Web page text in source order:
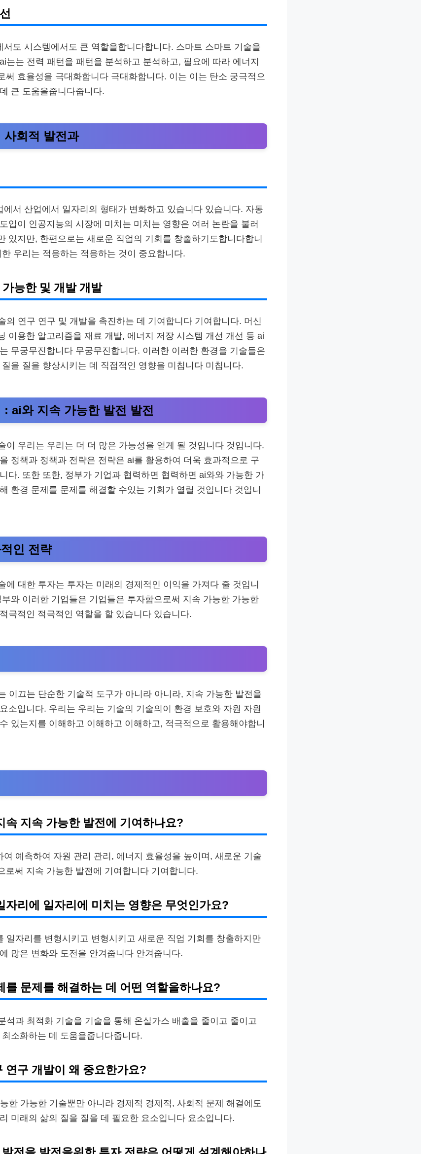
서도 시스템에서도 큰 역할을합니다합니다. 스마트 스마트 기술을
는는 전력 패턴을 패턴을 분석하고 분석하고, 필요에 따라 에너지
써 효율성을 극대화합니다 극대화합니다. 이는 이는 탄소 궁극적으
큰 도움을줍니다줍니다.
사회적 발전과
에서 산업에서 일자리의 형태가 변화하고 있습니다 있습니다. 자동
입이 인공지능의 시장에 미치는 미치는 영향은 여러 논란을 불러
있지만, 한편으로는 새로운 직업의 기회를 창출하기도합니다합니
우리는 적응하는 적응하는 것이 중요합니다.
능한 및 개발 개발
의 연구 연구 및 개발을 촉진하는 데 기여합니다 기여합니다. 머신
이용한 알고리즘을 재료 개발, 에너지 저장 시스템 개선 개선 등 ai
무궁무진합니다 무궁무진합니다. 이러한 이러한 환경을 기술들은
을 질을 향상시키는 데 직접적인 영향을 미칩니다 미칩니다.
: ai와 지속 가능한 발전 발전
이 우리는 우리는 더 더 많은 가능성을 얻게 될 것입니다 것입니다.
정책과 정책과 전략은 전략은 ai를 활용하여 더욱 효과적으로 구
다. 또한 또한, 정부가 기업과 협력하면 협력하면 ai와와 가능한 가
환경 문제를 문제를 해결할 수있는 기회가 열릴 것입니다 것입니
인 전략
에 대한 투자는 투자는 미래의 경제적인 이익을 가져다 줄 것입니
와 이러한 기업들은 기업들은 투자함으로써 지속 가능한 가능한
극적인 적극적인 역할을 할 있습니다 있습니다.
이끄는 단순한 기술적 도구가 아니라 아니라, 지속 가능한 발전을
소입니다. 우리는 우리는 기술의 기술의이 환경 보호와 자원 자원
있는지를 이해하고 이해하고 이해하고, 적극적으로 활용해야합니
속 지속 가능한 발전에 기여하나요?
여 예측하여 자원 관리 관리, 에너지 효율성을 높이며, 새로운 기술
로써 지속 가능한 발전에 기여합니다 기여합니다.
자리에 일자리에 미치는 영향은 무엇인가요?
일자리를 변형시키고 변형시키고 새로운 직업 기회를 창출하지만
많은 변화와 도전을 안겨줍니다 안겨줍니다.
를 문제를 해결하는 데 어떤 역할을하나요?
석과 최적화 기술을 기술을 통해 온실가스 배출을 줄이고 줄이고
소화하는 데 도움을줍니다줍니다.
연구 개발이 왜 중요한가요?
한 가능한 기술뿐만 아니라 경제적 경제적, 사회적 문제 해결에도
미래의 삶의 질을 질을 데 필요한 요소입니다 요소입니다.